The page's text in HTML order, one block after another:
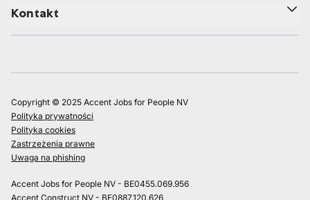
Kontakt
Copyright © 2025 Accent Jobs for People NV
Polityka prywatności
Polityka cookies
Zastrzeżenia prawne
Uwaga na phishing
Accent Jobs for People NV - BE0455.069.956
Accent Construct NV - BE0887.120.626